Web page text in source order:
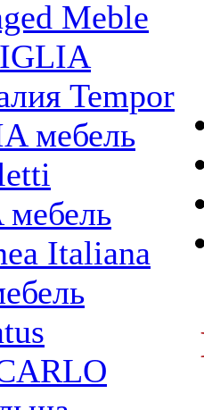
Meble
Tempor
мебель
Italiana